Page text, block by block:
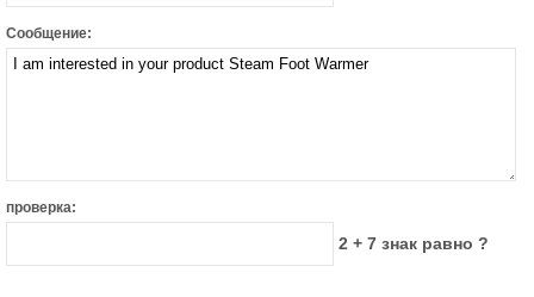
Сообщение:
проверка:
2 + 7 знак равно ?